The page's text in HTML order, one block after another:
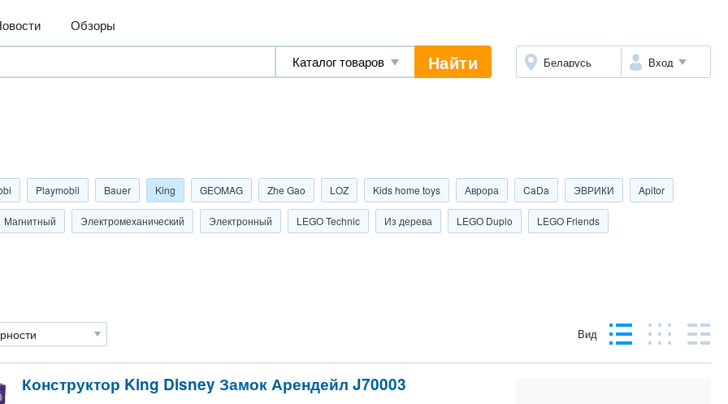
Обзоры
Найти Беларусь Вход
Playmobil Bauer King GEOMAG Zhe Gao LOZ Kids home toys Аврора CaDa ЭВРИКИ Apitor
Магнитный Электромеханический Электронный LEGO Technic Из дерева LEGO Duplo LEGO Friends
Вид
Конструктор King Disney Замок Арендейл J70003